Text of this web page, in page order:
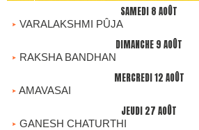
SAMEDI 8 AOÛT
VARALAKSHMI PÛJA
DIMANCHE 9 AOÛT
RAKSHA BANDHAN
MERCREDI 12 AOÛT
AMAVASAI
JEUDI 27 AOÛT
GANESH CHATURTHI